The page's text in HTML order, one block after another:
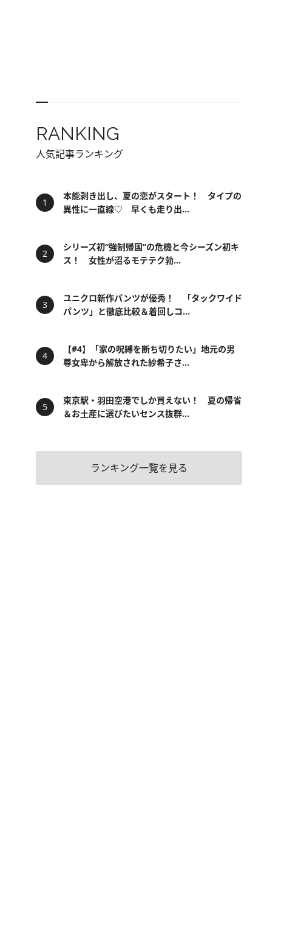
RANKING
人気記事ランキング
本能剥き出し、夏の恋がスタート！ タイプの
異性に一直線♡ 早くも走り出...
シリーズ初“強制帰国”の危機と今シーズン初キ
ス！ 女性が沼るモテテク勃...
ユニクロ新作パンツが優秀！ 「タックワイド
パンツ」と徹底比較＆着回しコ...
【#4】「家の呪縛を断ち切りたい」地元の男
尊女卑から解放された紗希子さ...
東京駅・羽田空港でしか買えない！ 夏の帰省
＆お土産に選びたいセンス抜群...
ランキング一覧を見る